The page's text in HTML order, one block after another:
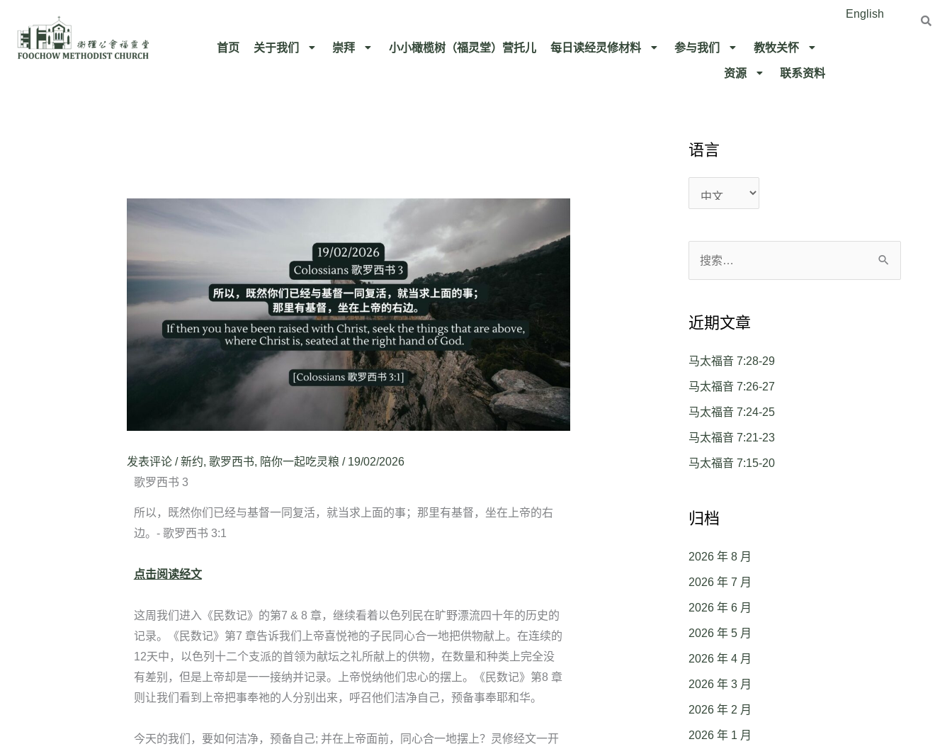
English
首页 关于我们 崇拜 小小橄榄树（福灵堂）营托儿 每日读经灵修材料 参与我们
教牧关怀​
资源
联系资料​
发表评论 /新约, 歌罗西书, 陪你一起吃灵粮 / 19/02/2026
歌罗西书 3
所以，既然你们已经与基督一同复活，就当求上面的事；那里有基督，坐在上帝的右
边。- 歌罗西书 3:1
点击阅读经文
这周我们进入《民数记》的第7 & 8 章，继续看着以色列民在旷野漂流四十年的历史的
记录。《民数记》第7 章告诉我们上帝喜悦祂的子民同心合一地把供物献上。在连续的
12天中，以色列十二个支派的首领为献坛之礼所献上的供物，在数量和种类上完全没
有差别，但是上帝却是一一接纳并记录。上帝悦纳他们忠心的摆上。《民数记》第8 章
则让我们看到上帝把事奉祂的人分别出来，呼召他们洁净自己，预备事奉耶和华。
今天的我们，要如何洁净，预备自己; 并在上帝面前，同心合一地摆上？灵修经文一开
语言
语
近期文章
马太福音 7:28-29
马太福音 7:26-27
马太福音 7:24-25
马太福音 7:21-23
马太福音 7:15-20
归档
2026 年 8 月
2026 年 7 月
2026 年 6 月
2026 年 5 月
2026 年 4 月
2026 年 3 月
2026 年 2 月
2026 年 1 月
语